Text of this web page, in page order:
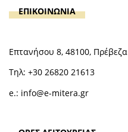
ΕΠΙΚΟΙΝΩΝΙΑ
Επτανήσου 8, 48100, Πρέβεζα
Τηλ: +30 26820 21613
e.: info@e-mitera.gr